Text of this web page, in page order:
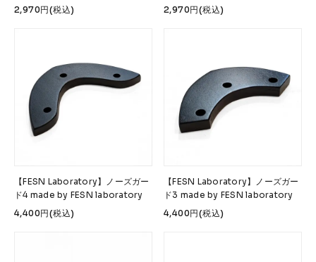
AREth DENIS DANG SHADES
GRIND KING
SILVER FOX POWELL PERALTA BONES
Various Brands Vintage
2,970円(税込)
2,970円(税込)
【FESN Laboratory】ノーズガー
ド4 made by FESN laboratory
4,400円(税込)
【FESN Laboratory】ノーズガー
ド3 made by FESN laboratory
4,400円(税込)